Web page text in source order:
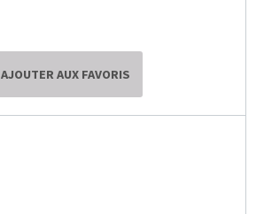
AJOUTER AUX FAVORIS